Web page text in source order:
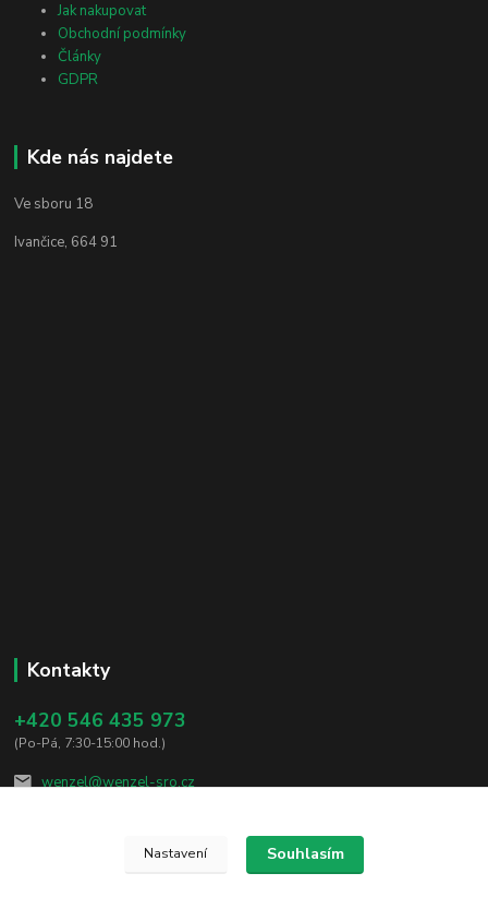
Jak nakupovat
Obchodní podmínky
Články
GDPR
Kde nás najdete
Ve sboru 18
Ivančice, 664 91
Kontakty
+420 546 435 973
(Po-Pá, 7:30-15:00 hod.)
wenzel@wenzel-sro.cz
Nastavení Souhlasím